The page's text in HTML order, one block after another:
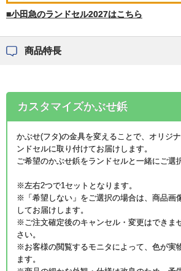
■小田急のランドセル2027はこちら
商品特長
カスタマイズかぶせ鋲
かぶせ(フタ)の金具を変えることで、オリジ
ンドセルに取り付けてお届けします。
ご希望のかぶせ鋲をランドセルと一緒にご選
※左右2つで1セットとなります。
※「希望しない」をご選択の場合は、商品画
してお届けします。
※ご注文確定後のキャンセル・変更はできま
さい。
※お客様の閲覧するモニタによって、色が実
ます。